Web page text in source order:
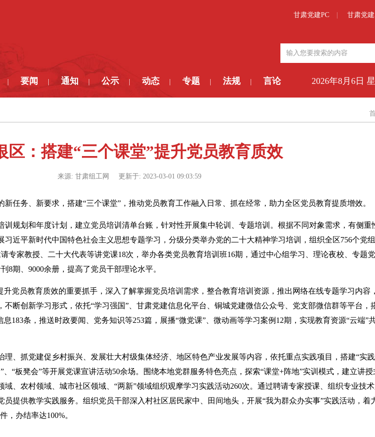
甘肃党建PC 甘肃党
要闻 通知 公示 动态 专题 法规 言论 2026年8月6日
区：搭建“三个课堂”提升党员教育质效
来源: 甘肃组工网 更新于: 2023-03-01 09:03:59
任务、新要求，搭建“三个课堂”，推动党员教育工作融入日常、抓在经常，助力全区党员教育提质增效。
训规划和年度计划，建立党员培训清单台账，针对性开展集中轮训、专题培训。根据不同对象需求，有侧重
习近平新时代中国特色社会主义思想专题学习，分级分类举办党的二十大精神学习培训，组织全区756个党
专家教授、二十大代表等讲党课18次，举办各类党员教育培训班16期，通过中心组学习、理论夜校、专题
8期、9000余册，提高了党员干部理论水平。
升党员教育质效的重要抓手，深入了解掌握党员培训需求，整合教育培训资源，推出网络在线专题学习内容
断创新学习形式，依托“学习强国”、甘肃党建信息化平台、铜城党建微信公众号、党支部微信群等平台，
183条，推送时政要闻、党务知识等253篇，展播“微党课”、微动画等学习案例12期，实现教育资源“云端”
理、抓党建促乡村振兴、发展壮大村级集体经济、地区特色产业发展等内容，依托重点实践项目，搭建“实
“板凳会”等开展党课宣讲活动50余场。围绕本地党群服务特色亮点，探索“课堂+阵地”实训模式，建立讲
、农村领域、城市社区领域、“两新”领域组织观摩学习实践活动260次。通过聘请专家授课、组织专业技
提供教学实践服务。组织党员干部深入村社区居民家中、田间地头，开展“我为群众办实事”实践活动，着
，办结率达100%。